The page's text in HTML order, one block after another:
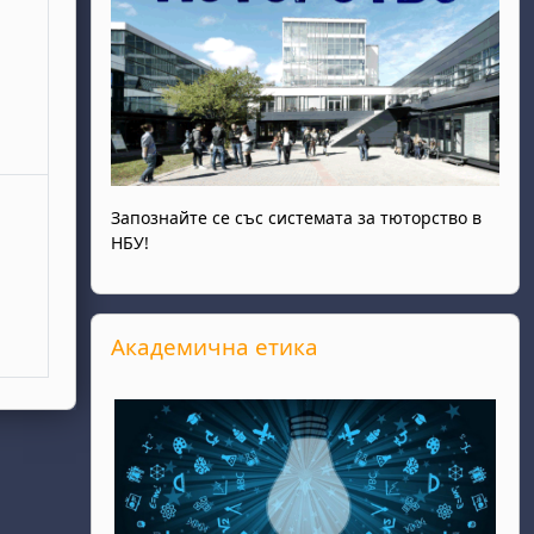
Запознайте се със системата за тюторство в
НБУ!
Прескочи Академична етика
Академична етика